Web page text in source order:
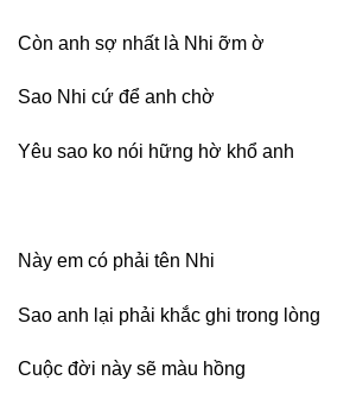
Còn anh sợ nhất là Nhi ỡm ờ
Sao Nhi cứ để anh chờ
Yêu sao ko nói hững hờ khổ anh
Này em có phải tên Nhi
Sao anh lại phải khắc ghi trong lòng
Cuộc đời này sẽ màu hồng